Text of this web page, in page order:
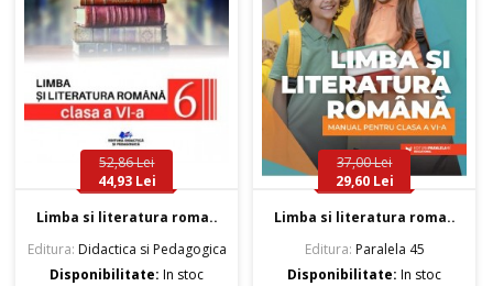
52,86 Lei
44,93 Lei
Limba si literatura roma..
Editura: Didactica si Pedagogica
Disponibilitate:In stoc
37,00 Lei
29,60 Lei
Limba si literatura roma..
Editura: Paralela 45
Disponibilitate:In stoc